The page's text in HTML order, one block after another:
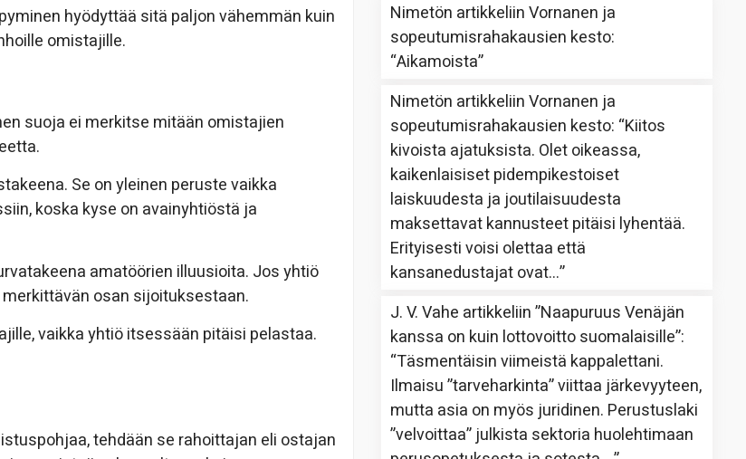
hyödyttää sitä paljon vähemmän kuin
omistajille.
suoja ei merkitse mitään omistajien
Se on yleinen peruste vaikka
koska kyse on avainyhtiöstä ja
amatöörien illuusioita. Jos yhtiö
osan sijoituksestaan.
vaikka yhtiö itsessään pitäisi pelastaa.
tehdään se rahoittajan eli ostajan
Nimetön artikkeliinVornanen ja
sopeutumisrahakausien kesto:
“Aikamoista”
Nimetön artikkeliinVornanen ja
sopeutumisrahakausien kesto: “Kiitos
kivoista ajatuksista. Olet oikeassa,
kaikenlaisiset pidempikestoiset
laiskuudesta ja joutilaisuudesta
maksettavat kannusteet pitäisi lyhentää.
Erityisesti voisi olettaa että
kansanedustajat ovat…”
J. V. Vahe artikkeliin”Naapuruus Venäjän
kanssa on kuin lottovoitto suomalaisille”:
“Täsmentäisin viimeistä kappalettani.
Ilmaisu ”tarveharkinta” viittaa järkevyyteen,
mutta asia on myös juridinen. Perustuslaki
”velvoittaa” julkista sektoria huolehtimaan